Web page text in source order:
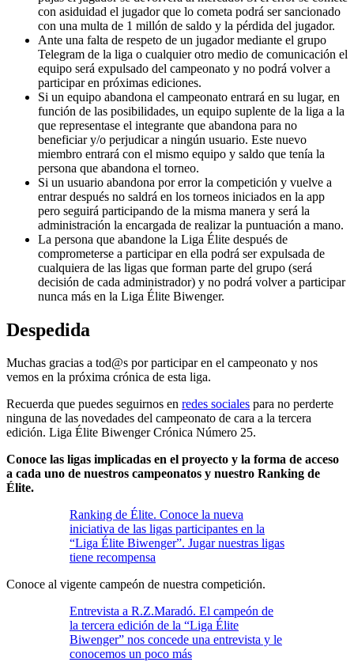
con asiduidad el jugador que lo cometa podrá ser sancionado
con una multa de 1 millón de saldo y la pérdida del jugador.
Ante una falta de respeto de un jugador mediante el grupo
Telegram de la liga o cualquier otro medio de comunicación el
equipo será expulsado del campeonato y no podrá volver a
participar en próximas ediciones.
Si un equipo abandona el campeonato entrará en su lugar, en
función de las posibilidades, un equipo suplente de la liga a la
que representase el integrante que abandona para no
beneficiar y/o perjudicar a ningún usuario. Este nuevo
miembro entrará con el mismo equipo y saldo que tenía la
persona que abandona el torneo.
Si un usuario abandona por error la competición y vuelve a
entrar después no saldrá en los torneos iniciados en la app
pero seguirá participando de la misma manera y será la
administración la encargada de realizar la puntuación a mano.
La persona que abandone la Liga Élite después de
comprometerse a participar en ella podrá ser expulsada de
cualquiera de las ligas que forman parte del grupo (será
decisión de cada administrador) y no podrá volver a participar
nunca más en la Liga Élite Biwenger.
Despedida
Muchas gracias a tod@s por participar en el campeonato y nos
vemos en la próxima crónica de esta liga.
Recuerda que puedes seguirnos en redes sociales para no perderte
ninguna de las novedades del campeonato de cara a la tercera
edición. Liga Élite Biwenger Crónica Número 25.
Conoce las ligas implicadas en el proyecto y la forma de acceso
a cada uno de nuestros campeonatos y nuestro Ranking de
Élite.
Ranking de Élite. Conoce la nueva
iniciativa de las ligas participantes en la
“Liga Élite Biwenger”. Jugar nuestras ligas
tiene recompensa
Conoce al vigente campeón de nuestra competición.
Entrevista a R.Z.Maradó. El campeón de
la tercera edición de la “Liga Élite
Biwenger” nos concede una entrevista y le
conocemos un poco más